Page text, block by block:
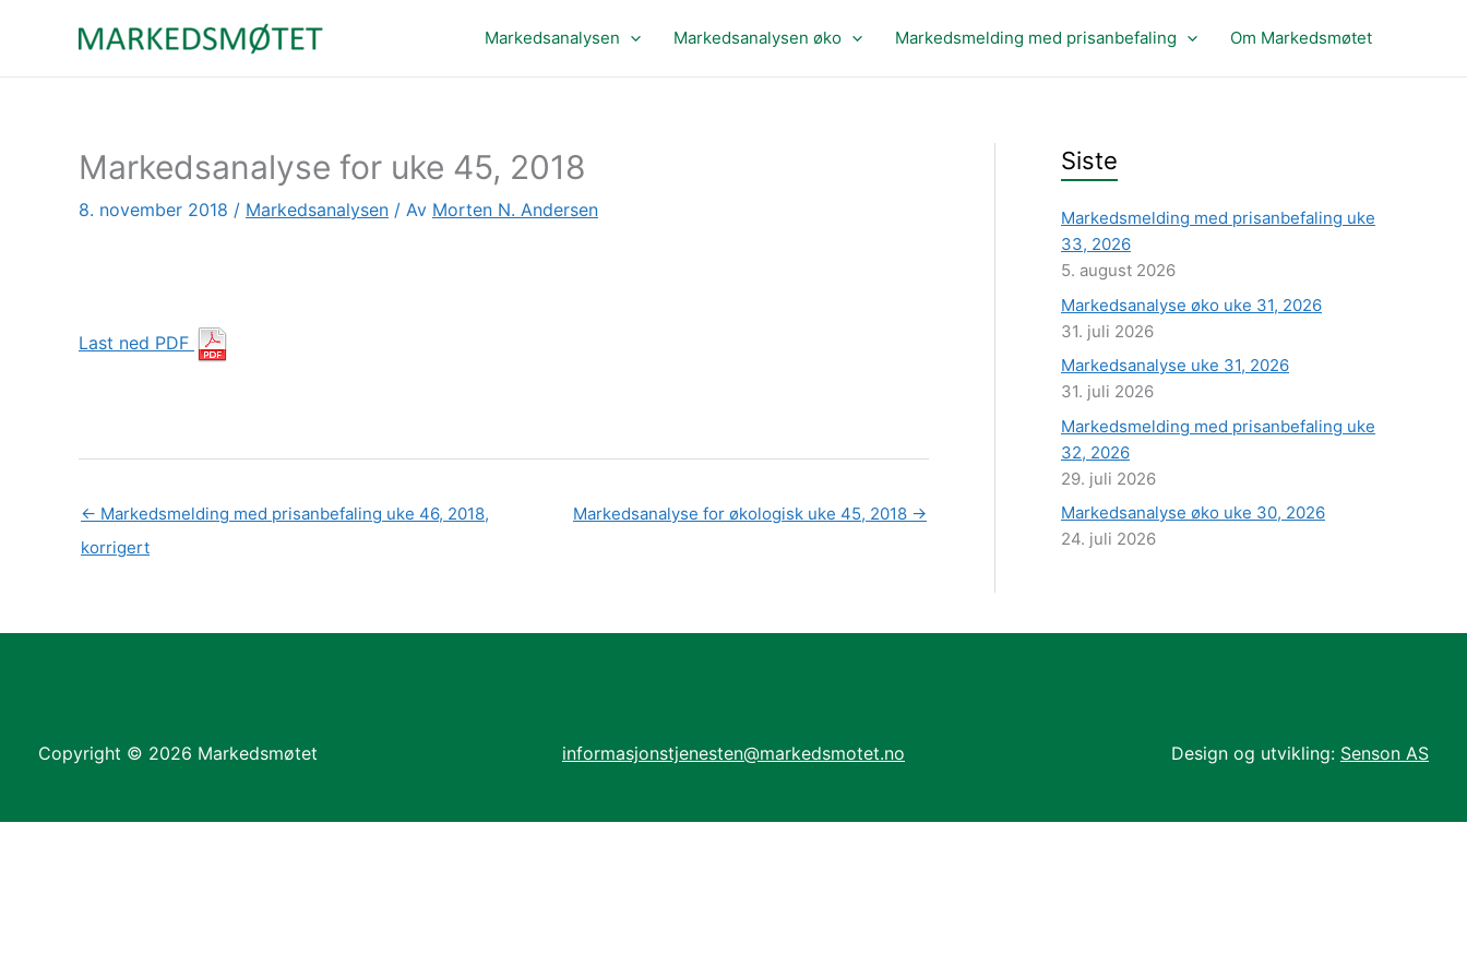
Markedsanalysen Markedsanalysen øko Markedsmelding med prisanbefaling Om Markedsmøtet
Markedsanalyse for uke 45, 2018
8. november 2018 / Markedsanalysen / Av Morten N. Andersen
Last ned PDF
← Markedsmelding med prisanbefaling uke 46, 2018,
korrigert
Markedsanalyse for økologisk uke 45, 2018 →
Siste
Markedsmelding med prisanbefaling uke
33, 2026
5. august 2026
Markedsanalyse øko uke 31, 2026
31. juli 2026
Markedsanalyse uke 31, 2026
31. juli 2026
Markedsmelding med prisanbefaling uke
32, 2026
29. juli 2026
Markedsanalyse øko uke 30, 2026
24. juli 2026
Copyright © 2026 Markedsmøtet informasjonstjenesten@markedsmotet.no Design og utvikling: Senson AS